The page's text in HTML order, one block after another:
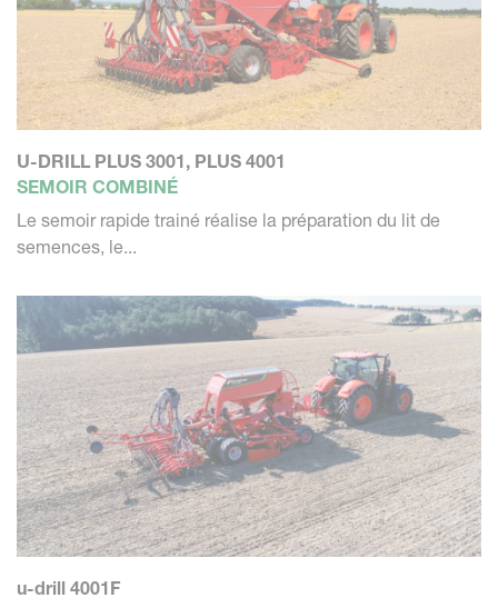
U-DRILL PLUS 3001, PLUS 4001
SEMOIR COMBINÉ
Le semoir rapide trainé réalise la préparation du lit de
semences, le...
u-drill 4001F